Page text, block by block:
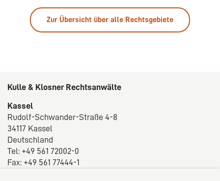
Zur Übersicht über alle Rechtsgebiete
Kulle & Klosner Rechtsanwälte
Kassel
Rudolf-Schwander-Straße 4-8
34117 Kassel
Deutschland
Tel: +49 561 72002-0
Fax: +49 561 77444-1